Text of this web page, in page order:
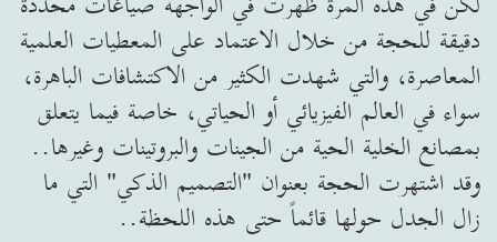
دقيقة للحجة من خلال الاعتماد على المعطيات العلمية
المعاصرة، والتي شهدت الكثير من الاكتشافات الباهرة،
سواء في العالم الفيزيائي أو الحياتي، خاصة فيما يتعلق
بمصانع الخلية الحية من الجينات والبروتينات وغيرها..
وقد اشتهرت الحجة بعنوان "التصميم الذكي" التي ما
زال الجدل حولها قائماً حتى هذه اللحظة..